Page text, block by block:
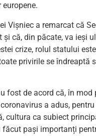
Vișniec a remarcat că
și că, din păcate, va ieși
crize, rolul statului
privirile se îndreaptă
fost de acord că, în mod
a adus,
cultura ca subiect
făcut pași importanți